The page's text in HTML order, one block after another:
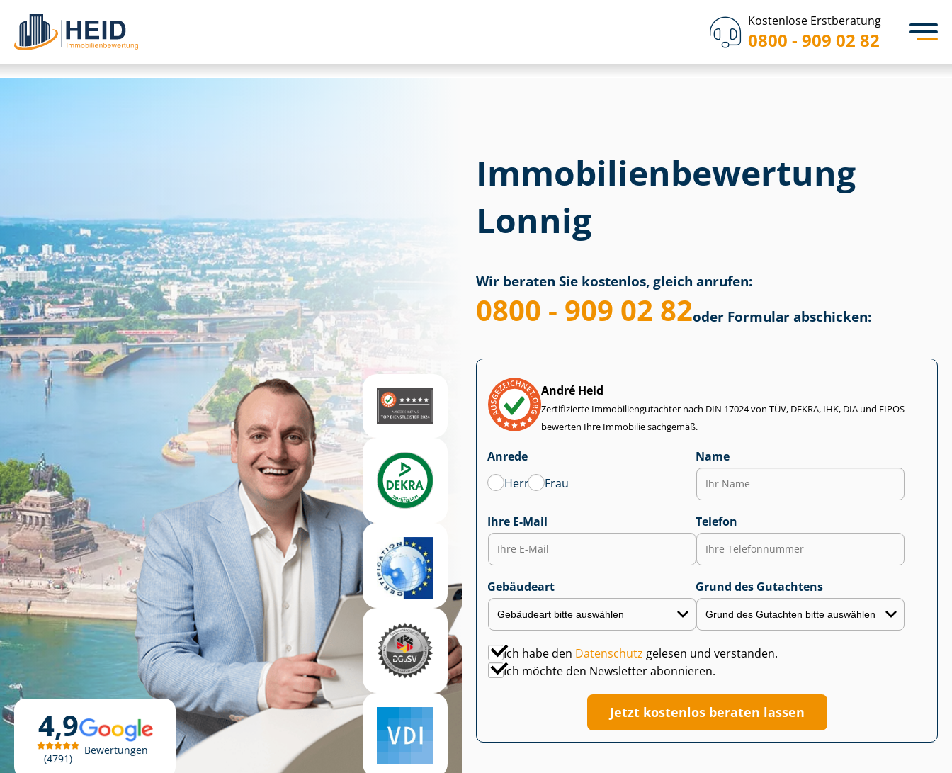
Kostenlose Erstberatung
0800 - 909 02 82
4,9
4791
Bewertungen
Immobilien­bewertung
Lonnig
Wir beraten Sie kostenlos, gleich anrufen:
0800 - 909 02 82oder Formular abschicken:
André Heid
Zertifizierte Im­mo­bi­li­en­gut­ach­ter nach DIN 17024 von TÜV, DEKRA, IHK, DIA und EIPOS
bewerten Ihre Immobilie sachgemäß.
Anrede
Herr
Frau
Name
Ihre E-Mail Telefon
Gebäudeart Grund des Gutachtens
Ich habe den Datenschutz gelesen und verstanden.
Ich möchte den Newsletter abonnieren.
Jetzt kostenlos beraten lassen